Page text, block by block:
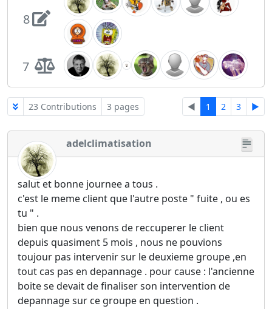
8
7
23 Contributions 3 pages ◄ 1 2 3 ►
adelclimatisation
salut et bonne journee a tous .
c'est le meme client que l'autre poste " fuite , ou es
tu " .
bien que nous venons de reccuperer le client
depuis quasiment 5 mois , nous ne pouvions
toujour pas intervenir sur le deuxieme groupe ,en
tout cas pas en depannage . pour cause : l'ancienne
boite se devait de finaliser son intervention de
depannage sur ce groupe en question .